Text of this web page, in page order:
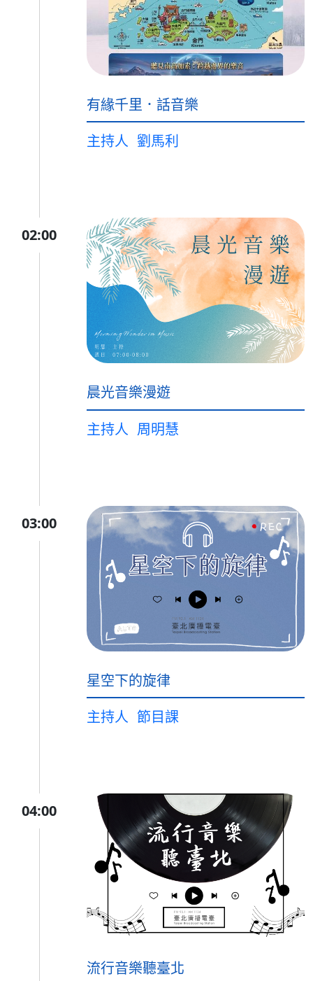
有緣千里．話音樂
主持人 劉馬利
02:00
晨光音樂漫遊
主持人 周明慧
03:00
星空下的旋律
主持人 節目課
04:00
流行音樂聽臺北